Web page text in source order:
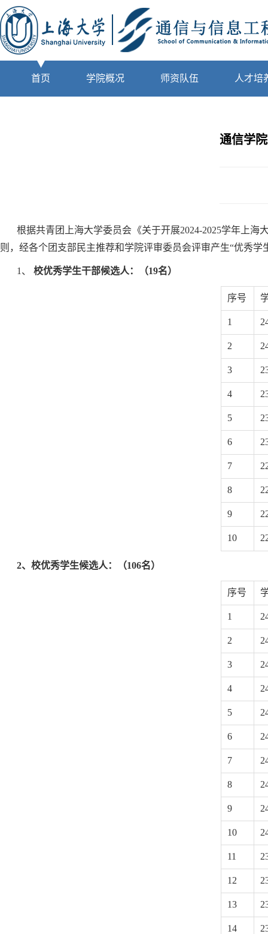
首页 学院概况 师资队伍 人才培
通信学
根据共青团上海大学委员会《关于开展2024-2025学年上
则，经各个团支部民主推荐和学院评审委员会评审产生“优秀
1、 校优秀学生干部候选人：（19名）
序号
1
2
3
4
5
6
7
8
9
10
2、校优秀学生候选人：（106名）
序号
1
2
3
4
5
6
7
8
9
10
11
12
13
14